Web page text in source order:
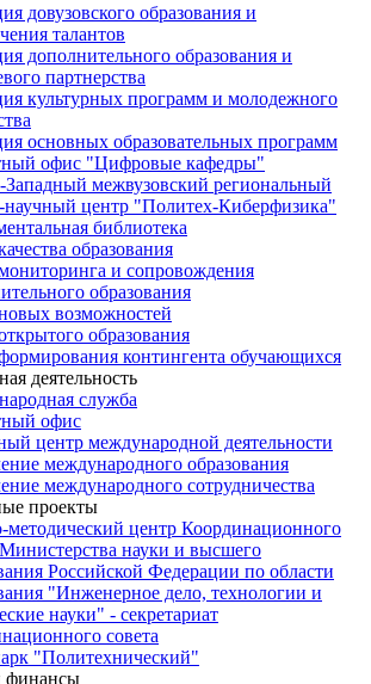
довузовского образования и
талантов
дополнительного образования и
партнерства
культурных программ и молодежного
основных образовательных программ
офис "Цифровые кафедры"
Западный межвузовский региональный
научный центр "Политех-Киберфизика"
библиотека
образования
и сопровождения
образования
возможностей
образования
контингента обучающихся
деятельность
служба
офис
центр международной деятельности
международного образования
международного сотрудничества
проекты
методический центр Координационного
Министерства науки и высшего
Российской Федерации по области
"Инженерное дело, технологии и
науки" - секретариат
совета
"Политехнический"
финансы